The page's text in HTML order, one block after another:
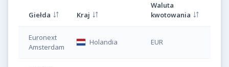
Giełda Kraj
Waluta
kwotowania
Euronext
Amsterdam
Holandia EUR